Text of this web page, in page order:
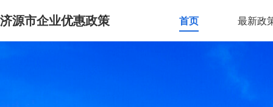
济源市企业优惠政策 首页 最新政